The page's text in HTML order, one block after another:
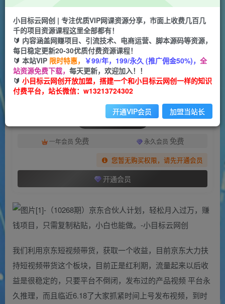
（10268期）京东合伙人计划，轻松月入过万，赚
钱项目，只需复制粘贴，小白也能做。
一个小目标云网创
2年前更新
关注 私信
506 44
此内容为付费阅读，请付费后查看
会员专属资源
一年会员 免费 永久会员 免费
您暂无购买权限，请先开通会员
开通会员
付费阅读
我们利用京东短视频带货，获取一个收益，目前京东大力扶
持短视频带货这个板块，目前正是红利期，流量起来以后收
益是很稳定的，只要平台不倒闭，发布过的产品视频 平台永
久推理，而且临近6.18了大家抓紧时间上号发布视频，到时
小目标云网创 | 专注优质VIP网课资源分享，市面上收费几百几
千的项目资源课程这里全部都有！
🔰 内容涵盖网赚项目、引流技术、电商运营、脚本源码等资源，
每日稳定更新20-30优质付费资源课程！
🔰 本站VIP 限时特惠， ￥99/年，199/永久 (推广佣金50%)， 全
站资源免费下载， 每天更新，欢迎加入！！
🔰 小目标云网创开放加盟，搭建一个和小目标云网创一样的知识
付费平台，站长微信：w13213724302
开通VIP会员 加盟当站长